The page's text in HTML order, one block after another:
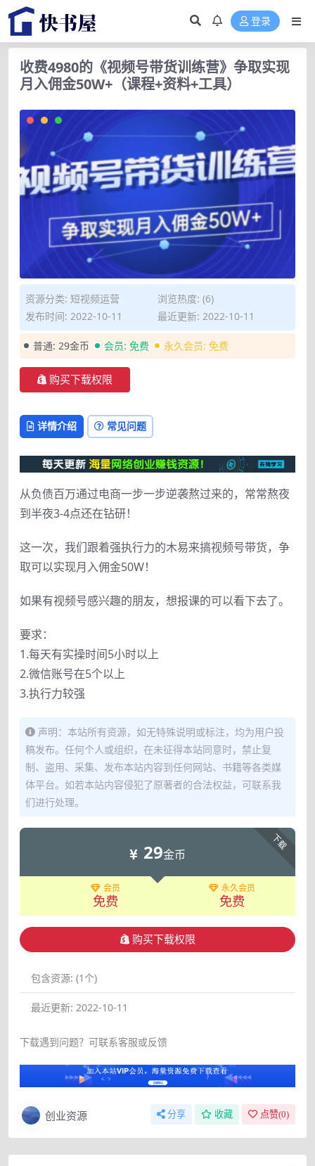
登录
收费4980的《视频号带货训练营》争取实现
月入佣金50W+（课程+资料+工具）
资源分类: 短视频运营
浏览热度: (6)
发布时间: 2022-10-11
最近更新: 2022-10-11
普通: 29金币 会员: 免费 永久会员: 免费
购买下载权限
详情介绍 常见问题
从负债百万通过电商一步一步逆袭熬过来的，常常熬夜
到半夜3-4点还在钻研！
这一次，我们跟着强执行力的木易来搞视频号带货，争
取可以实现月入佣金50W！
如果有视频号感兴趣的朋友，想报课的可以看下去了。
要求：
1.每天有实操时间5小时以上
2.微信账号在5个以上
3.执行力较强
声明：本站所有资源，如无特殊说明或标注，均为用户投
稿发布。任何个人或组织，在未征得本站同意时，禁止复
制、盗用、采集、发布本站内容到任何网站、书籍等各类媒
体平台。如若本站内容侵犯了原著者的合法权益，可联系我
们进行处理。
下载
29金币
会员
免费
永久会员
免费
购买下载权限
包含资源: (1个)
最近更新: 2022-10-11
下载遇到问题？可联系客服或反馈
创业资源 分享 收藏 点赞(0)